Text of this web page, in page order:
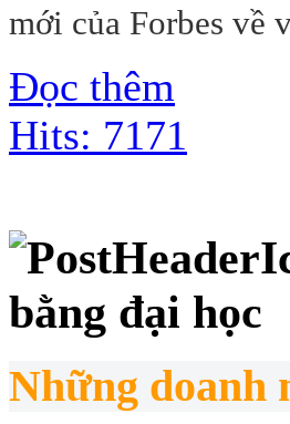
mới của Forbes về
Đọc thêm
Hits: 7171
bằng đại học
Những doanh